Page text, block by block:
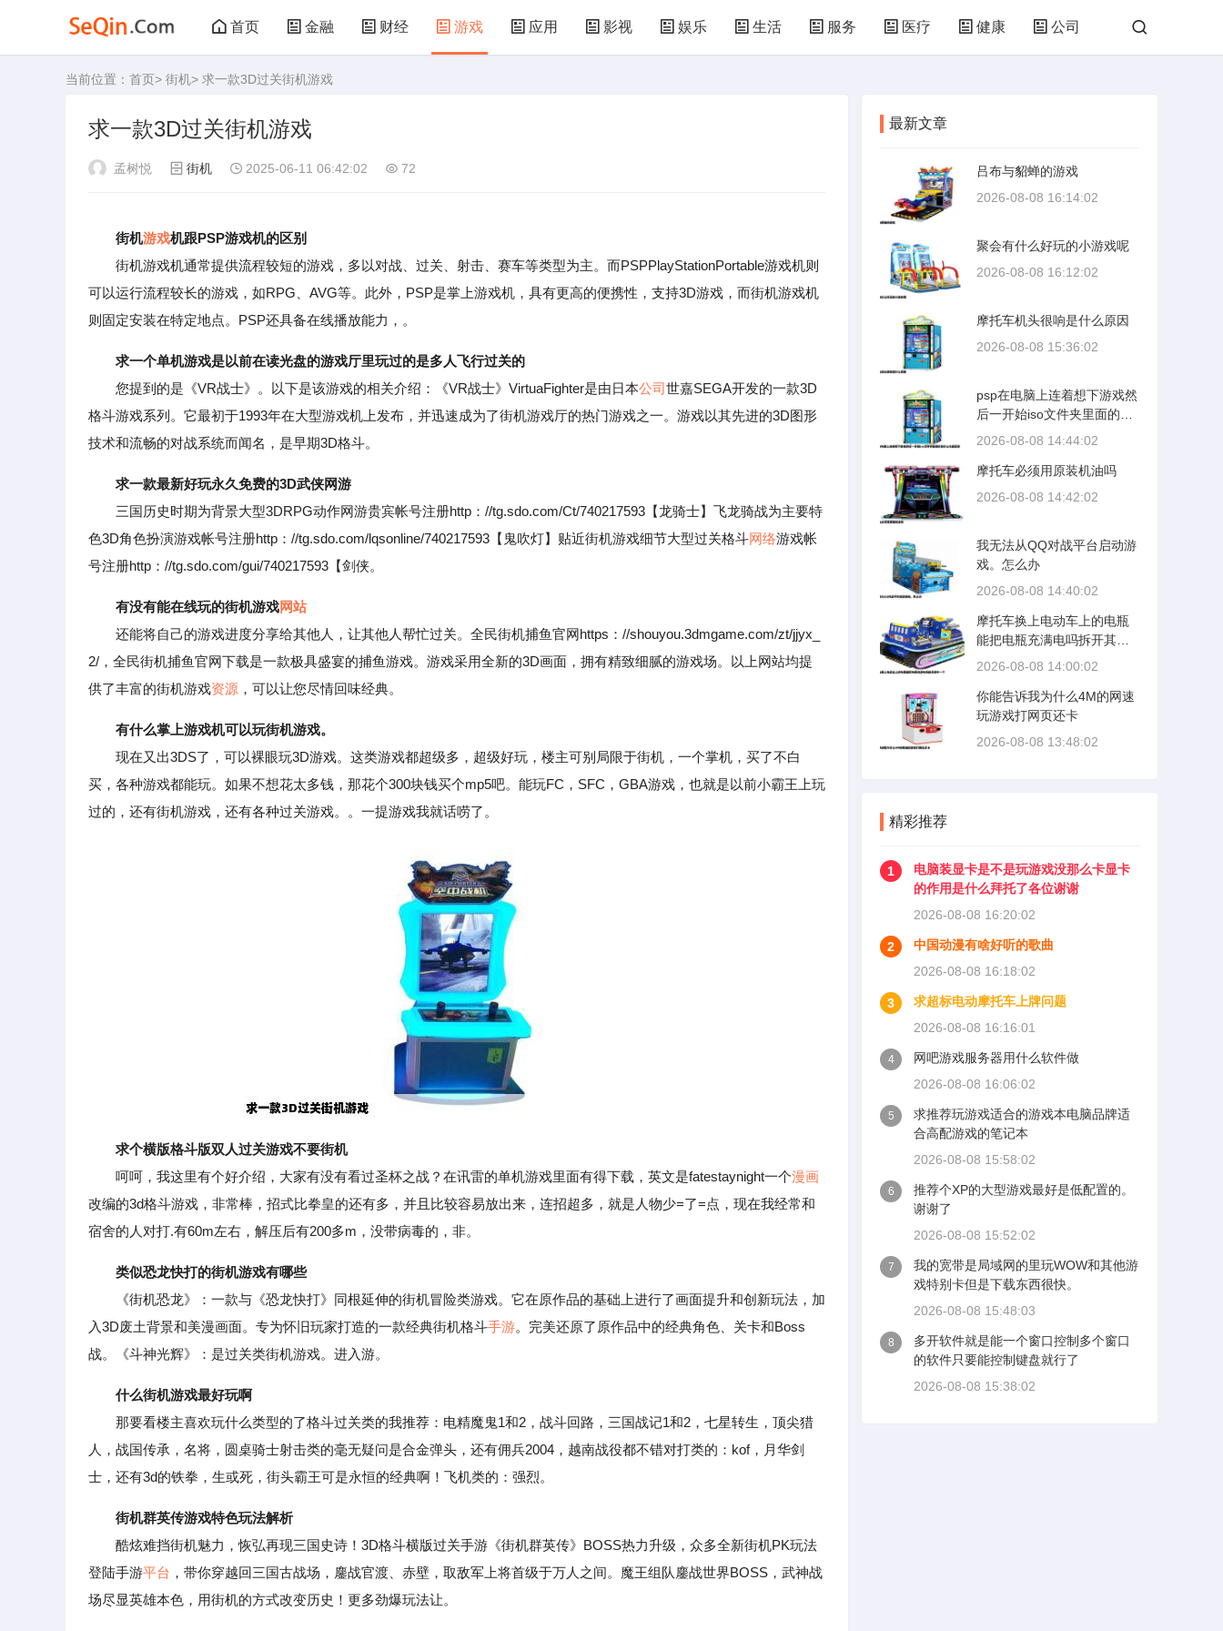
首页 金融 财经 游戏 应用 影视 娱乐 生活 服务 医疗 健康 公司
管理 文学
败家 厨房
当前位置： 首页> 街机> 求一款3D过关街机游戏
求一款3D过关街机游戏
孟树悦 街机 2025-06-11 06:42:02 72
街机游戏机跟PSP游戏机的区别
街机游戏机通常提供流程较短的游戏，多以对战、过关、射击、赛车等类型为主。而PSPPlayStationPortable游戏机则
可以运行流程较长的游戏，如RPG、AVG等。此外，PSP是掌上游戏机，具有更高的便携性，支持3D游戏，而街机游戏机
则固定安装在特定地点。PSP还具备在线播放能力，。
求一个单机游戏是以前在读光盘的游戏厅里玩过的是多人飞行过关的
您提到的是《VR战士》。以下是该游戏的相关介绍：《VR战士》VirtuaFighter是由日本公司世嘉SEGA开发的一款3D
格斗游戏系列。它最初于1993年在大型游戏机上发布，并迅速成为了街机游戏厅的热门游戏之一。游戏以其先进的3D图形
技术和流畅的对战系统而闻名，是早期3D格斗。
求一款最新好玩永久免费的3D武侠网游
三国历史时期为背景大型3DRPG动作网游贵宾帐号注册http：//tg.sdo.com/Ct/740217593【龙骑士】飞龙骑战为主要特
色3D角色扮演游戏帐号注册http：//tg.sdo.com/lqsonline/740217593【鬼吹灯】贴近街机游戏细节大型过关格斗网络游戏帐
号注册http：//tg.sdo.com/gui/740217593【剑侠。
有没有能在线玩的街机游戏网站
还能将自己的游戏进度分享给其他人，让其他人帮忙过关。全民街机捕鱼官网https：//shouyou.3dmgame.com/zt/jjyx_
2/，全民街机捕鱼官网下载是一款极具盛宴的捕鱼游戏。游戏采用全新的3D画面，拥有精致细腻的游戏场。以上网站均提
供了丰富的街机游戏资源 ，可以让您尽情回味经典。
有什么掌上游戏机可以玩街机游戏。
现在又出3DS了，可以裸眼玩3D游戏。这类游戏都超级多，超级好玩，楼主可别局限于街机，一个掌机，买了不白
买，各种游戏都能玩。如果不想花太多钱，那花个300块钱买个mp5吧。能玩FC，SFC，GBA游戏，也就是以前小霸王上玩
过的，还有街机游戏，还有各种过关游戏。。一提游戏我就话唠了。
求个横版格斗版双人过关游戏不要街机
呵呵，我这里有个好介绍，大家有没有看过圣杯之战？在讯雷的单机游戏里面有得下载，英文是fatestaynight一个漫画
改编的3d格斗游戏，非常棒，招式比拳皇的还有多，并且比较容易放出来，连招超多，就是人物少=了=点，现在我经常和
宿舍的人对打.有60m左右，解压后有200多m，没带病毒的，非。
类似恐龙快打的街机游戏有哪些
《街机恐龙》：一款与《恐龙快打》同根延伸的街机冒险类游戏。它在原作品的基础上进行了画面提升和创新玩法，加
入3D废土背景和美漫画面。专为怀旧玩家打造的一款经典街机格斗手游。完美还原了原作品中的经典角色、关卡和Boss
战。《斗神光辉》：是过关类街机游戏。进入游。
什么街机游戏最好玩啊
那要看楼主喜欢玩什么类型的了格斗过关类的我推荐：电精魔鬼1和2，战斗回路，三国战记1和2，七星转生，顶尖猎
人，战国传承，名将，圆桌骑士射击类的毫无疑问是合金弹头，还有佣兵2004，越南战役都不错对打类的：kof，月华剑
士，还有3d的铁拳，生或死，街头霸王可是永恒的经典啊！飞机类的：强烈。
街机群英传游戏特色玩法解析
酷炫难挡街机魅力，恢弘再现三国史诗！3D格斗横版过关手游《街机群英传》BOSS热力升级，众多全新街机PK玩法
登陆手游平台 ，带你穿越回三国古战场，鏖战官渡、赤壁，取敌军上将首级于万人之间。魔王组队鏖战世界BOSS，武神战
场尽显英雄本色，用街机的方式改变历史！更多劲爆玩法让。
最新文章
吕布与貂蝉的游戏
2026-08-08 16:14:02
聚会有什么好玩的小游戏呢
2026-08-08 16:12:02
摩托车机头很响是什么原因
2026-08-08 15:36:02
psp在电脑上连着想下游戏然
后一开始iso文件夹里面的是
什么光盘印象
2026-08-08 14:44:02
摩托车必须用原装机油吗
2026-08-08 14:42:02
我无法从QQ对战平台启动游
戏。怎么办
2026-08-08 14:40:02
摩托车换上电动车上的电瓶
能把电瓶充满电吗拆开其中
一个
2026-08-08 14:00:02
你能告诉我为什么4M的网速
玩游戏打网页还卡
2026-08-08 13:48:02
精彩推荐
1
电脑装显卡是不是玩游戏没那么卡显卡
的作用是什么拜托了各位谢谢
2026-08-08 16:20:02
2
中国动漫有啥好听的歌曲
2026-08-08 16:18:02
3
求超标电动摩托车上牌问题
2026-08-08 16:16:01
4
网吧游戏服务器用什么软件做
2026-08-08 16:06:02
5
求推荐玩游戏适合的游戏本电脑品牌适
合高配游戏的笔记本
2026-08-08 15:58:02
6
推荐个XP的大型游戏最好是低配置的。
谢谢了
2026-08-08 15:52:02
7
我的宽带是局域网的里玩WOW和其他游
戏特别卡但是下载东西很快。
2026-08-08 15:48:03
8
多开软件就是能一个窗口控制多个窗口
的软件只要能控制键盘就行了
2026-08-08 15:38:02